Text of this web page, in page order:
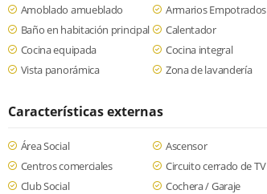
Amoblado amueblado Armarios Empotrados
Baño en habitación principal
Calentador
Cocina equipada
Cocina integral
Vista panorámica
Zona de lavandería
Características externas
Área Social Ascensor
Centros comerciales
Circuito cerrado de TV
Club Social
Cochera / Garaje